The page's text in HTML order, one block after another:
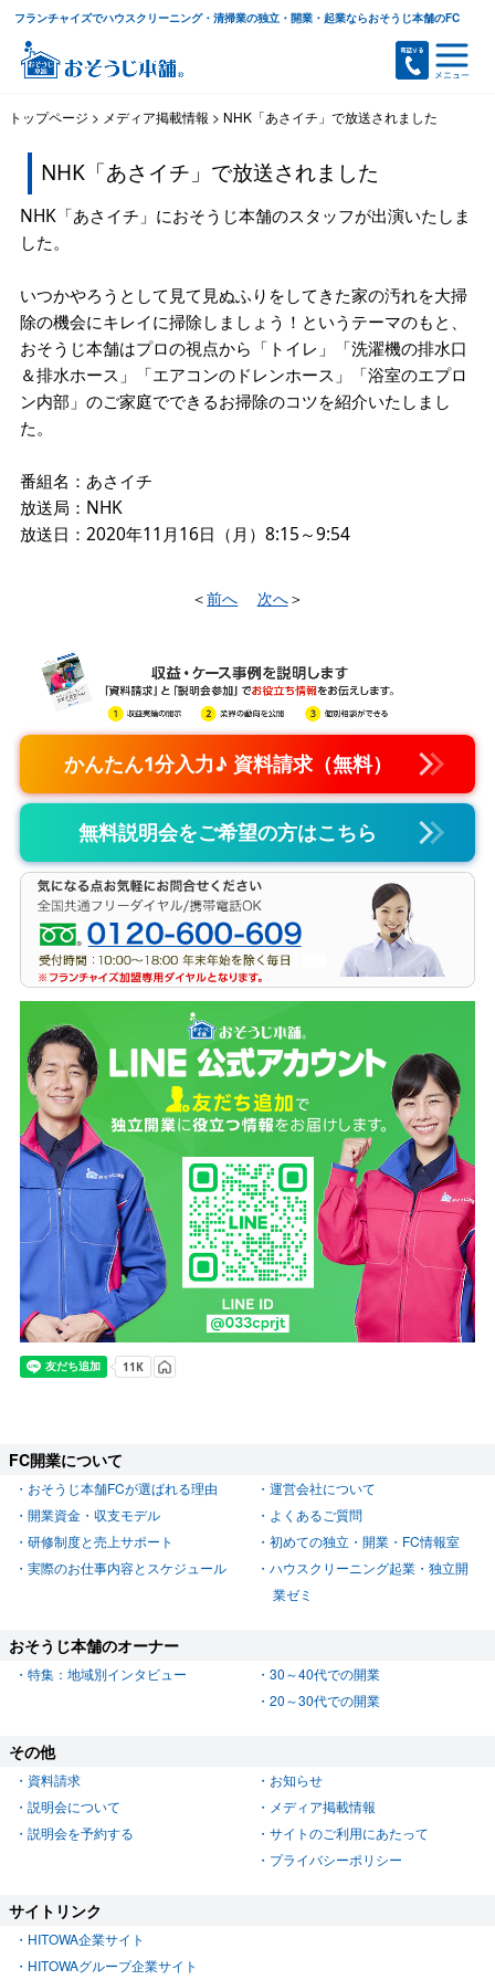
フランチャイズでハウスクリーニング・清掃業の独立・開業・起業ならおそうじ本舗のFC
トップページ > メディア掲載情報 >NHK「あさイチ」で放送されました
NHK「あさイチ」で放送されました
NHK「あさイチ」におそうじ本舗のスタッフが出演いたしま
した。
いつかやろうとして見て見ぬふりをしてきた家の汚れを大掃
除の機会にキレイに掃除しましょう！というテーマのもと、
おそうじ本舗はプロの視点から「トイレ」「洗濯機の排水口
＆排水ホース」「エアコンのドレンホース」「浴室のエプロ
ン内部」のご家庭でできるお掃除のコツを紹介いたしまし
た。
番組名：あさイチ
放送局：NHK
放送日：2020年11月16日（月）8:15～9:54
＜前へ 次へ＞
かんたん1分入力♪ 資料請求（無料）
無料説明会をご希望の方はこちら
FC開業について
おそうじ本舗FCが選ばれる理由
開業資金・収支モデル
研修制度と売上サポート
実際のお仕事内容とスケジュール
運営会社について
よくあるご質問
初めての独立・開業・FC情報室
ハウスクリーニング起業・独立開
業ゼミ
おそうじ本舗のオーナー
特集：地域別インタビュー
30～40代での開業
20～30代での開業
その他
資料請求
説明会について
説明会を予約する
お知らせ
メディア掲載情報
サイトのご利用にあたって
プライバシーポリシー
サイトリンク
HITOWA企業サイト
HITOWAグループ企業サイト